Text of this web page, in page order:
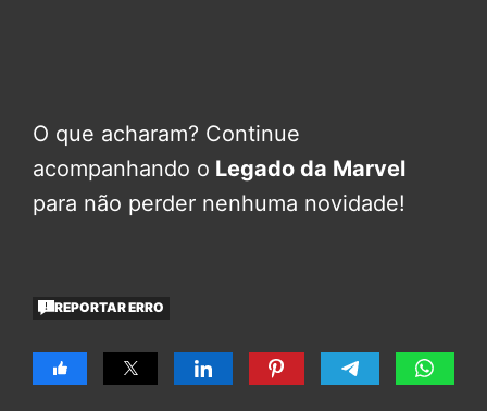
O que acharam? Continue
acompanhando o Legado da Marvel
para não perder nenhuma novidade!
REPORTAR ERRO